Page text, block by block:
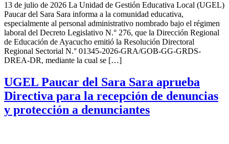
13 de julio de 2026 La Unidad de Gestión Educativa Local (UGEL)
Paucar del Sara Sara informa a la comunidad educativa,
especialmente al personal administrativo nombrado bajo el régimen
laboral del Decreto Legislativo N.° 276, que la Dirección Regional
de Educación de Ayacucho emitió la Resolución Directoral
Regional Sectorial N.° 01345-2026-GRA/GOB-GG-GRDS-
DREA-DR, mediante la cual se […]
UGEL Paucar del Sara Sara aprueba
Directiva para la recepción de denuncias
y protección a denunciantes